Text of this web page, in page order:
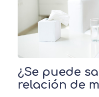
¿Se puede
relación de